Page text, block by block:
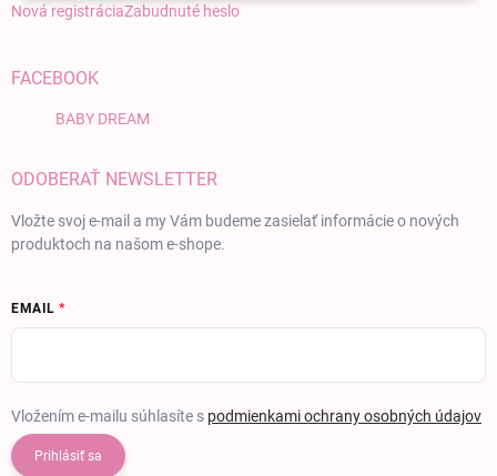
Nová registráciaZabudnuté heslo
FACEBOOK
BABY DREAM
ODOBERAŤ NEWSLETTER
Vložte svoj e-mail a my Vám budeme zasielať informácie o nových
produktoch na našom e-shope.
EMAIL
Vložením e-mailu súhlasíte s podmienkami ochrany osobných údajov
Prihlásiť sa